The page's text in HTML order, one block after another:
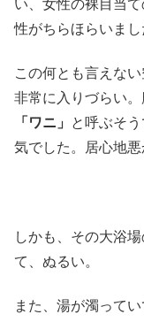
い、女性の裸目当
性がちらほらいまし
この何とも言えな
非常に入りづらい
「ワニ」
と呼ぶそ
気でした。居心地悪
しかも、その大浴
て、ぬるい。
また、湯が濁って